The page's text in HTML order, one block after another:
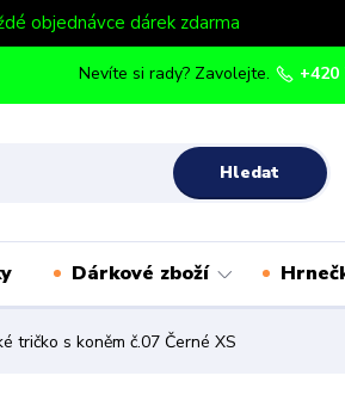
objednávce dárek zdarma
Hledat
Nevíte si rady? Zavolejte. +420
Dárkové zboží
tričko s koněm č.07 Černé XS